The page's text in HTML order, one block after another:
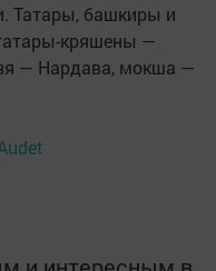
Татары, башкиры и
кряшены —
— Нардава, мокша —